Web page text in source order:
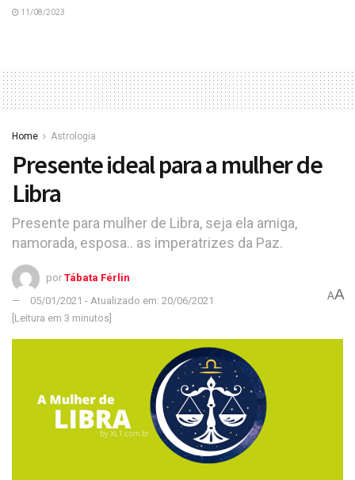
11/08/2023
Home Astrologia
Presente ideal para a mulher de
Libra
Presente para mulher de Libra, seja ela amiga,
namorada, esposa.. as imperatrizes da Paz.
por Tábata Férlin
05/01/2021 - Atualizado em: 20/06/2021
[Leitura em 3 minutos]
AA